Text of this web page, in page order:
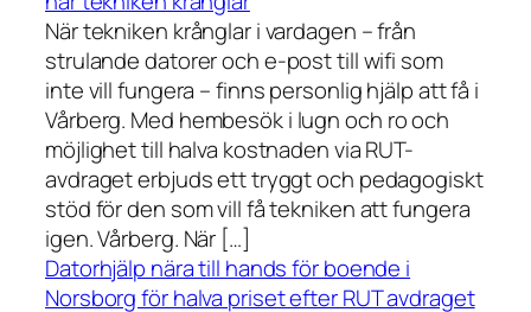
När tekniken krånglar i vardagen – från
strulande datorer och e-post till wifi som
inte vill fungera – finns personlig hjälp att få i
Vårberg. Med hembesök i lugn och ro och
möjlighet till halva kostnaden via RUT-
avdraget erbjuds ett tryggt och pedagogiskt
stöd för den som vill få tekniken att fungera
igen. Vårberg. När […]
Datorhjälp nära till hands för boende i
Norsborg för halva priset efter RUT avdraget